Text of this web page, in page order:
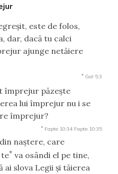
este de folos,
dar, dacă tu calci
ajunge netăiere
* Gal 5:3
împrejur păzeşte
lui împrejur nu i se
împrejur?
* Fapte 10:34 Fapte 10:35
naştere, care
te* va osândi el pe tine,
ai slova Legii şi tăierea